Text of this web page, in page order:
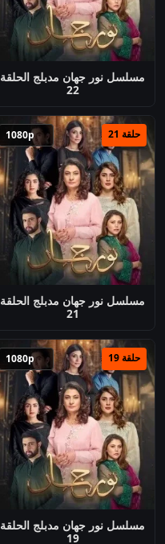
مسلسل نور جهان مدبلج الحلقة
22
حلقة 21 1080p
مسلسل نور جهان مدبلج الحلقة
21
حلقة 19 1080p
مسلسل نور جهان مدبلج الحلقة
19